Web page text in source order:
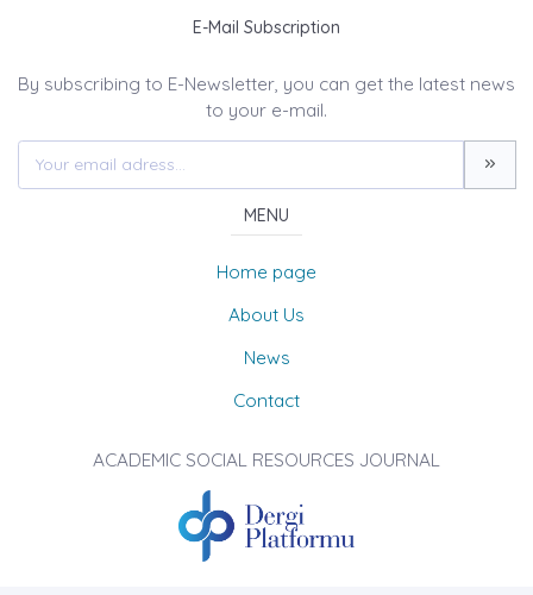
E-Mail Subscription
By subscribing to E-Newsletter, you can get the latest news
to your e-mail.
MENU
Home page
About Us
News
Contact
ACADEMIC SOCIAL RESOURCES JOURNAL